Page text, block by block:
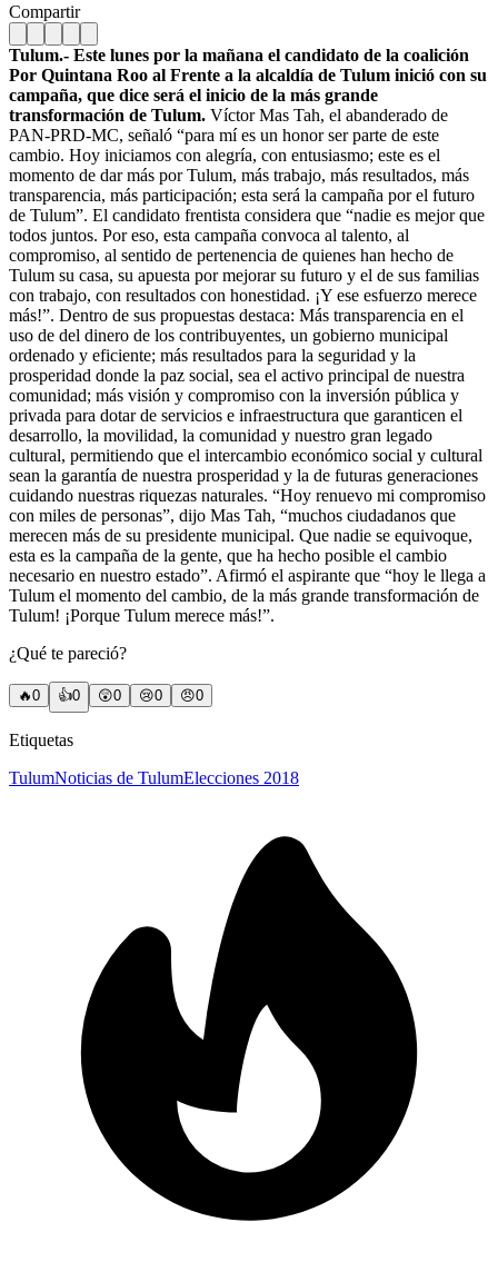
Compartir
Tulum.- Este lunes por la mañana el candidato de la coalición
Por Quintana Roo al Frente a la alcaldía de Tulum inició con su
campaña, que dice será el inicio de la más grande
transformación de Tulum. Víctor Mas Tah, el abanderado de
PAN-PRD-MC, señaló “para mí es un honor ser parte de este
cambio. Hoy iniciamos con alegría, con entusiasmo; este es el
momento de dar más por Tulum, más trabajo, más resultados, más
transparencia, más participación; esta será la campaña por el futuro
de Tulum”. El candidato frentista considera que “nadie es mejor que
todos juntos. Por eso, esta campaña convoca al talento, al
compromiso, al sentido de pertenencia de quienes han hecho de
Tulum su casa, su apuesta por mejorar su futuro y el de sus familias
con trabajo, con resultados con honestidad. ¡Y ese esfuerzo merece
más!”. Dentro de sus propuestas destaca: Más transparencia en el
uso de del dinero de los contribuyentes, un gobierno municipal
ordenado y eficiente; más resultados para la seguridad y la
prosperidad donde la paz social, sea el activo principal de nuestra
comunidad; más visión y compromiso con la inversión pública y
privada para dotar de servicios e infraestructura que garanticen el
desarrollo, la movilidad, la comunidad y nuestro gran legado
cultural, permitiendo que el intercambio económico social y cultural
sean la garantía de nuestra prosperidad y la de futuras generaciones
cuidando nuestras riquezas naturales. “Hoy renuevo mi compromiso
con miles de personas”, dijo Mas Tah, “muchos ciudadanos que
merecen más de su presidente municipal. Que nadie se equivoque,
esta es la campaña de la gente, que ha hecho posible el cambio
necesario en nuestro estado”. Afirmó el aspirante que “hoy le llega a
Tulum el momento del cambio, de la más grande transformación de
Tulum! ¡Porque Tulum merece más!”.
¿Qué te pareció?
🔥0 👍0 😲0 😢0 😠0
Etiquetas
TulumNoticias de TulumElecciones 2018